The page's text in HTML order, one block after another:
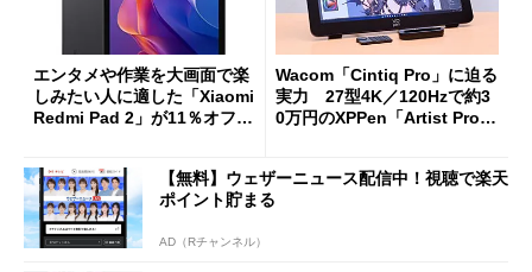
エンタメや作業を大画面で楽
しみたい人に適した「Xiaomi
Redmi Pad 2」が11％オフの
Wacom「Cintiq Pro」に迫る
実力 27型4K／120Hzで約3
0万円のXPPen「Artist Pro 2
【無料】ウェザーニュース配信中！視聴で楽天
ポイント貯まる
AD（Rチャンネル）